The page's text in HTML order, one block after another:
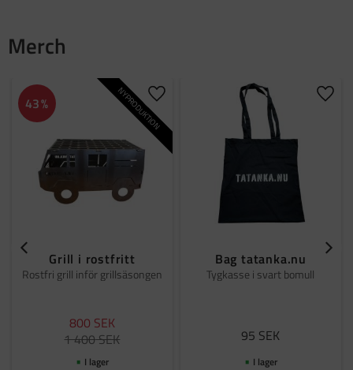
Merch
Grill i rostfritt
Rostfri grill inför grillsäsongen
800 SEK
1 400SEK
43% NYPRODUKTIONLägg till i favoriter
I lager
Bag tatanka.nu
Tygkasse i svart bomull
95 SEK
I lager